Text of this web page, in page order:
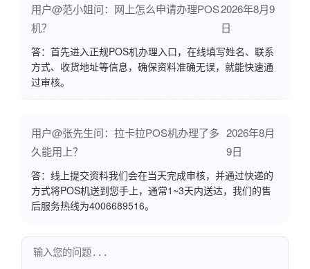
用户@范小姐问：网上怎么申请办理POS
机？
2026年8月9
日
答：首先进入正规POS机办理入口，在线填写姓名、联系
方式、收货地址等信息，确保资料准确无误，就能快速通
过审核。
用户@张先生问：拉卡拉POS机办理了多
久能用上？
2026年8月
9日
答：线上提交资料我们会在当天完成审核，并通过快递的
方式将POS机送到您手上，通常1~3天内送达，我们的售
后服务热线为4006689516。